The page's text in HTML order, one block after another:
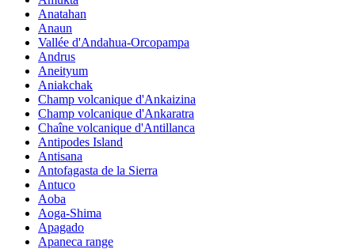
Anatahan
Anaun
Vallée d'Andahua-Orcopampa
Andrus
Aneityum
Aniakchak
Champ volcanique d'Ankaizina
Champ volcanique d'Ankaratra
Chaîne volcanique d'Antillanca
Antipodes Island
Antisana
Antofagasta de la Sierra
Antuco
Aoba
Aoga-Shima
Apagado
Apaneca range